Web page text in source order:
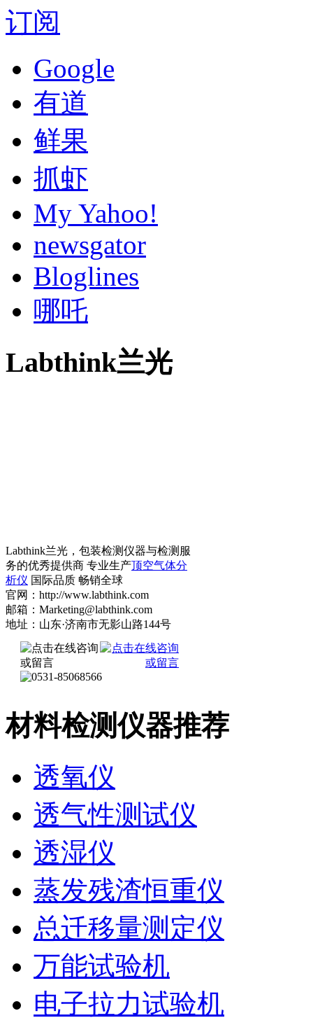
订阅
Google
有道
鲜果
抓虾
My Yahoo!
newsgator
Bloglines
哪吒
Labthink兰光
Labthink兰光，包装检测仪器与检测服
务的优秀提供商 专业生产顶空气体分
析仪 国际品质 畅销全球
官网：http://www.labthink.com
邮箱：Marketing@labthink.com
地址：山东·济南市无影山路144号
材料检测仪器推荐
透氧仪
透气性测试仪
透湿仪
蒸发残渣恒重仪
总迁移量测定仪
万能试验机
电子拉力试验机